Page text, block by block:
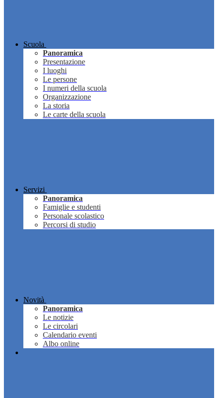
Scuola
Panoramica
Presentazione
I luoghi
Le persone
I numeri della scuola
Organizzazione
La storia
Le carte della scuola
Servizi
Panoramica
Famiglie e studenti
Personale scolastico
Percorsi di studio
Novità
Panoramica
Le notizie
Le circolari
Calendario eventi
Albo online